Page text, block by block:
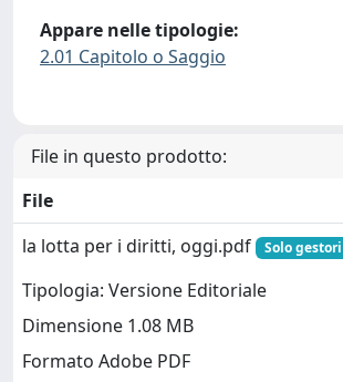
Appare nelle tipologie:
2.01 Capitolo o Saggio
File in questo prodotto:
File
la lotta per i diritti, oggi.pdf
Solo
Tipologia: Versione Editoriale
Dimensione 1.08 MB
Formato Adobe PDF